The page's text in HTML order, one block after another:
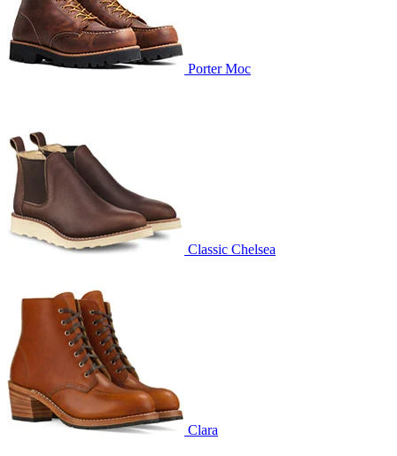
Porter Moc
Classic Chelsea
Clara